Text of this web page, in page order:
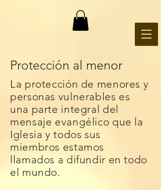
Protección al menor
La protección de menores y
personas vulnerables es
una parte integral del
mensaje evangélico que la
Iglesia y todos sus
miembros estamos
llamados a difundir en todo
el mundo.